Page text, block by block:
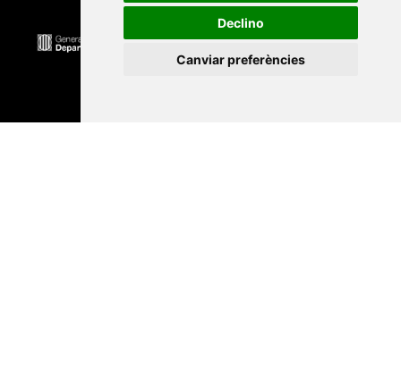
Declino
Canviar preferències